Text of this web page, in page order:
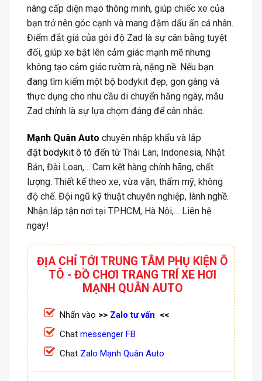
nâng cấp diện mạo thông minh, giúp chiếc xe của
bạn trở nên góc cạnh và mang đậm dấu ấn cá nhân.
Điểm đắt giá của gói độ Zad là sự cân bằng tuyệt
đối, giúp xe bật lên cảm giác mạnh mẽ nhưng
không tạo cảm giác rườm rà, nặng nề. Nếu bạn
đang tìm kiếm một bộ bodykit đẹp, gọn gàng và
thực dụng cho nhu cầu di chuyển hằng ngày, mẫu
Zad chính là sự lựa chọm đáng để cân nhắc.
Mạnh Quân Auto chuyên nhập khẩu và lắp
đặt bodykit ô tô đến từ Thái Lan, Indonesia, Nhật
Bản, Đài Loan,… Cam kết hàng chính hãng, chất
lượng. Thiết kế theo xe, vừa vặn, thẩm mỹ, không
độ chế. Đội ngũ kỹ thuật chuyên nghiệp, lành nghề.
Nhận lắp tận nơi tại TPHCM, Hà Nội,… Liên hệ
ngay!
ĐỊA CHỈ TỚI TRUNG TÂM PHỤ KIỆN Ô
TÔ - ĐỒ CHƠI TRANG TRÍ XE HƠI
MẠNH QUÂN AUTO
Nhấn vào >> Zalo tư vấn <<
Chat messenger FB
Chat Zalo Mạnh Quân Auto